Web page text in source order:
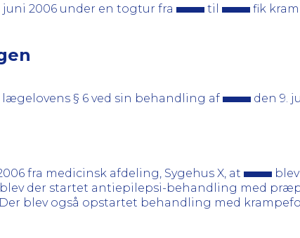
juni 2006 under en togtur fra til
fik
§ 6 ved sin behandling af den 9.
fra medicinsk afdeling, Sygehus X, at
der startet antiepilepsi-behandling med
blev også opstartet behandling med